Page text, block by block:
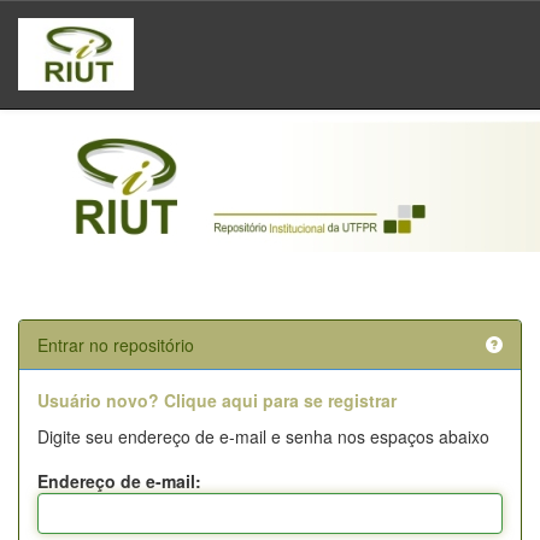
Skip
navigation
Entrar no repositório
Usuário novo? Clique aqui para se registrar
Digite seu endereço de e-mail e senha nos espaços abaixo
Endereço de e-mail: